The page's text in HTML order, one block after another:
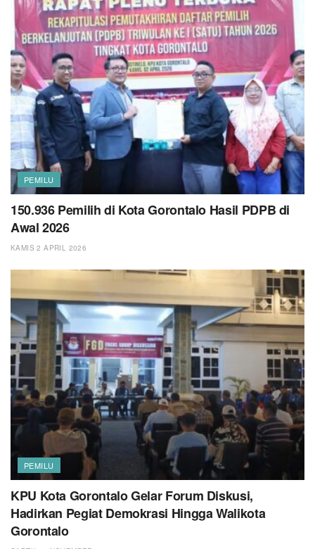
PEMILU
150.936 Pemilih di Kota Gorontalo Hasil PDPB di
Awal 2026
KAMIS 2 APRIL 2026
PEMILU
KPU Kota Gorontalo Gelar Forum Diskusi,
Hadirkan Pegiat Demokrasi Hingga Walikota
Gorontalo